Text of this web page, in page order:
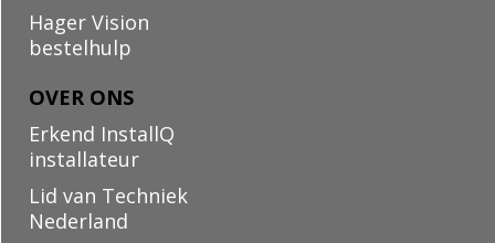
Hager Vision
bestelhulp
OVER ONS
Erkend InstallQ
installateur
Lid van Techniek
Nederland